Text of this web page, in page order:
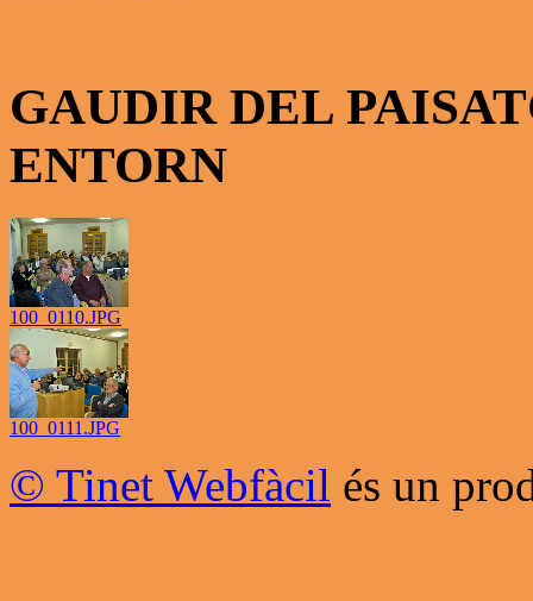
GAUDIR DEL
ENTORN
100_0110.JPG
100_0111.JPG
© Tinet Webfàcil és un